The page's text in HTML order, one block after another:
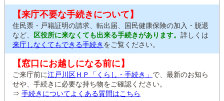
【来庁不要な手続きについて】
住民票・戸籍証明の請求、転出届、国民健康保険の加入・脱退
など、
区役所に来なくても出来る手続きがあります。 詳しくは
来庁しなくてもできる手続き をご覧ください。
【窓口にお越しになる前に】
ご来庁前に江戸川区ＨＰ「くらし・手続き」 で、最新のお知ら
せや、手続きに必要な持ち物をご確認ください。
⇒ 手続きについてよくある質問はこちら